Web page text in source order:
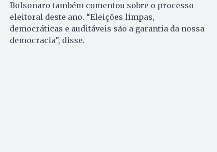
Bolsonaro também comentou sobre o processo
eleitoral deste ano. “Eleições limpas,
democráticas e auditáveis são a garantia da nossa
democracia”, disse.